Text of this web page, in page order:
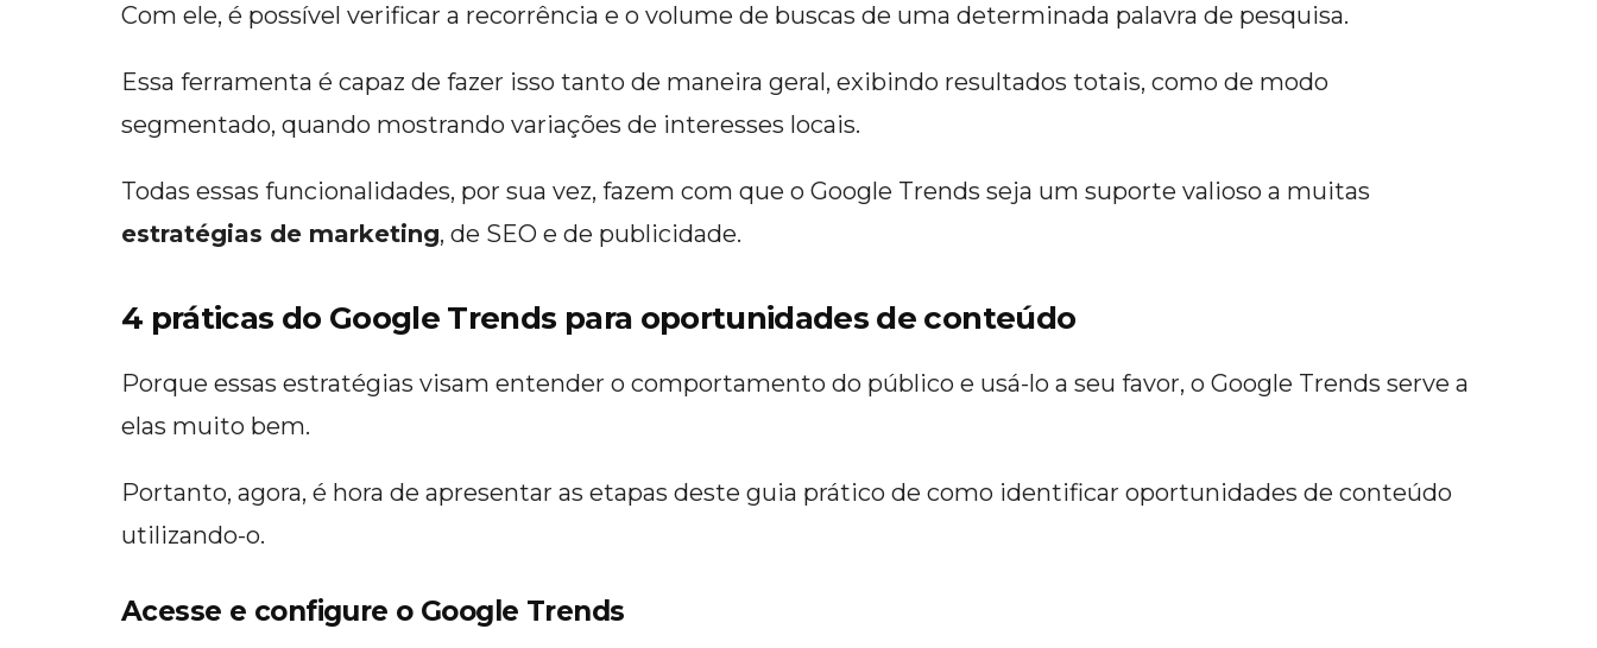
Com ele, é possível verificar a recorrência e o volume de buscas de uma determinada palavra de pesquisa.
Essa ferramenta é capaz de fazer isso tanto de maneira geral, exibindo resultados totais, como de modo
segmentado, quando mostrando variações de interesses locais.
Todas essas funcionalidades, por sua vez, fazem com que o Google Trends seja um suporte valioso a muitas
estratégias de marketing, de SEO e de publicidade.
4 práticas do Google Trends para oportunidades de conteúdo
Porque essas estratégias visam entender o comportamento do público e usá-lo a seu favor, o Google Trends serve a
elas muito bem.
Portanto, agora, é hora de apresentar as etapas deste guia prático de como identificar oportunidades de conteúdo
utilizando-o.
Acesse e configure o Google Trends